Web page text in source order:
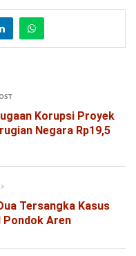
Korupsi Proyek
Negara Rp19,5
Tersangka Kasus
Pondok Aren